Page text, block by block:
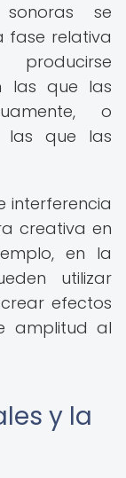
se
fase relativa
las que las
o
las que las
interferencia
creativa en
en la
utilizar
efectos
amplitud al
y la